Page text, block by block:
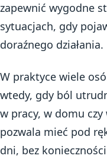
zapewnić wygodne
sytuacjach, gdy
doraźnego działania.
W praktyce wiele
wtedy, gdy ból
w pracy, w domu
pozwala mieć pod
dni, bez